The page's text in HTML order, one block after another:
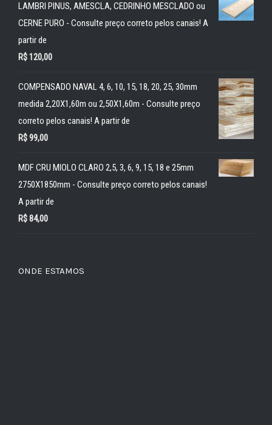
LAMBRI PINUS, AMESCLA, CEDRINHO MESCLADO ou
CERNE PURO - Consulte preço correto pelos canais! A
partir de
R$120,00
COMPENSADO NAVAL 4, 6, 10, 15, 18, 20, 25, 30mm
medida 2,20X1,60m ou 2,50X1,60m - Consulte preço
correto pelos canais! A partir de
R$99,00
MDF CRU MIOLO CLARO 2,5, 3, 6, 9, 15, 18 e 25mm
2750X1850mm - Consulte preço correto pelos canais!
A partir de
R$84,00
ONDE ESTAMOS